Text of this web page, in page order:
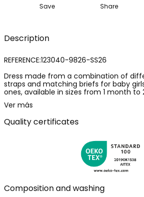
Save Share
Description
REFERENCE:123040-9826-SS26
Dress made from a combination of
straps and matching briefs for baby
ones, available in sizes from 1 month
fabric offers softness and comfort, with
the back. It features a delightful design,
on an aqua green background, checks,
patterns. This versatile garment is
movement and warmth.
Ver más
Quality certificates
Composition and washing